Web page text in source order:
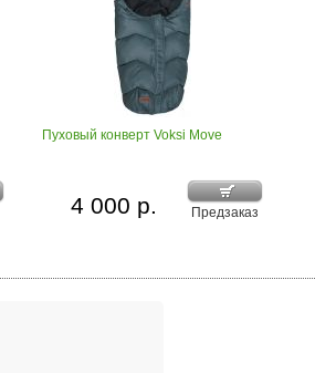
Пуховый конверт Voksi Move
Предзаказ
4 000 р.